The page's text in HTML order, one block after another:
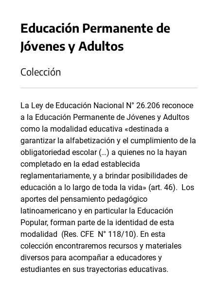
Educación Permanente de
Jóvenes y Adultos
Colección
La Ley de Educación Nacional N° 26.206 reconoce
a la Educación Permanente de Jóvenes y Adultos
como la modalidad educativa «destinada a
garantizar la alfabetización y el cumplimiento de la
obligatoriedad escolar (…) a quienes no la hayan
completado en la edad establecida
reglamentariamente, y a brindar posibilidades de
educación a lo largo de toda la vida» (art. 46). Los
aportes del pensamiento pedagógico
latinoamericano y en particular la Educación
Popular, forman parte de la identidad de esta
modalidad (Res. CFE N° 118/10). En esta
colección encontraremos recursos y materiales
diversos para acompañar a educadores y
estudiantes en sus trayectorias educativas.